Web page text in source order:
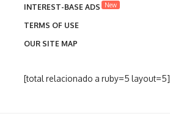
INTEREST-BASE ADS
New
TERMS OF USE
OUR SITE MAP
[total relacionado a ruby=5 layout=5]